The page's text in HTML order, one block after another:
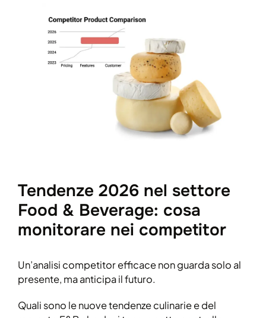
Tendenze 2026 nel settore
Food & Beverage: cosa
monitorare nei competitor
Un’analisi competitor efficace non guarda solo al
presente, ma anticipa il futuro.
Quali sono le nuove tendenze culinarie e del